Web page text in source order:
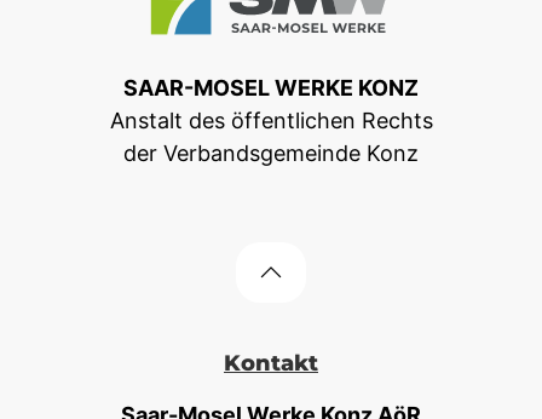
SAAR-MOSEL WERKE KONZ
Anstalt des öffentlichen Rechts
der Verbandsgemeinde Konz
Kontakt